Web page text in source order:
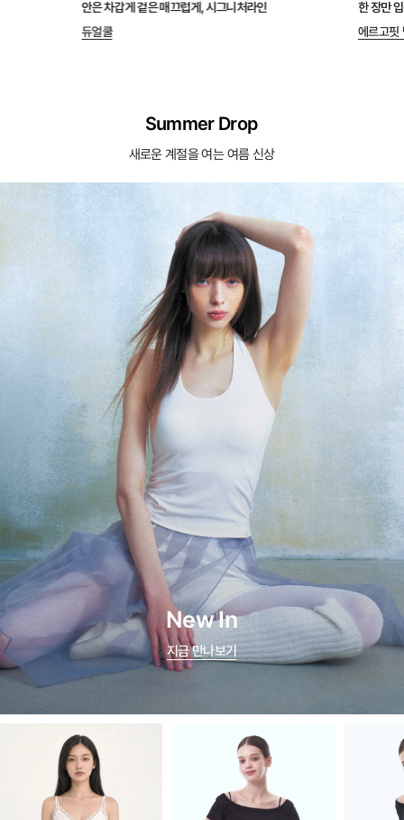
안은 차갑게 겉은 매끄럽게, 시그니처라인
듀얼쿨
한 장만
에르고핏
Summer Drop
새로운 계절을 여는 여름 신상
New In
지금 만나보기